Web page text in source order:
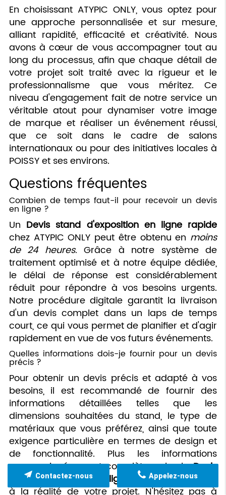
En choisissant ATYPIC ONLY, vous optez pour
une approche personnalisée et sur mesure,
alliant rapidité, efficacité et créativité. Nous
avons à cœur de vous accompagner tout au
long du processus, afin que chaque détail de
votre projet soit traité avec la rigueur et le
professionnalisme que vous méritez. Ce
niveau d'engagement fait de notre service un
véritable atout pour dynamiser votre image
de marque et réaliser un événement réussi,
que ce soit dans le cadre de salons
internationaux ou pour des initiatives locales à
POISSY et ses environs.
Questions fréquentes
Combien de temps faut-il pour recevoir un devis
en ligne ?
Un Devis stand d'exposition en ligne rapide
chez ATYPIC ONLY peut être obtenu en moins
de 24 heures. Grâce à notre système de
traitement optimisé et à notre équipe dédiée,
le délai de réponse est considérablement
réduit pour répondre à vos besoins urgents.
Notre procédure digitale garantit la livraison
d'un devis complet dans un laps de temps
court, ce qui vous permet de planifier et d'agir
rapidement en vue de vos futurs événements.
Quelles informations dois-je fournir pour un devis
précis ?
Pour obtenir un devis précis et adapté à vos
besoins, il est recommandé de fournir des
informations détaillées telles que les
dimensions souhaitées du stand, le type de
matériaux que vous préférez, ainsi que toute
exigence particulière en termes de design et
de fonctionnalité. Plus les informations
communiquées sont complètes, plus leDevis
stand d'exposition en ligne rapidesera ajusté
à la réalité de votre projet. N'hésitez pas à
Appelez-nous
Contactez-nous